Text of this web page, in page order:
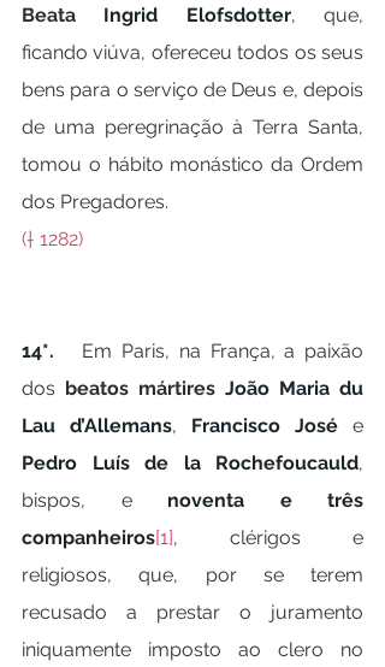
Beata Ingrid Elofsdotter, que,
ficando viúva, ofereceu todos os seus
bens para o serviço de Deus e, depois
de uma peregrinação à Terra Santa,
tomou o hábito monástico da Ordem
dos Pregadores.
(† 1282)
14*. Em Paris, na França, a paixão
dos beatos mártires João Maria du
Lau d’Allemans, Francisco José
Pedro Luís de la Rochefoucauld,
bispos, e noventa
e três
companheiros[1], clérigos e
religiosos, que, por se terem
recusado a prestar o juramento
iniquamente imposto ao clero no